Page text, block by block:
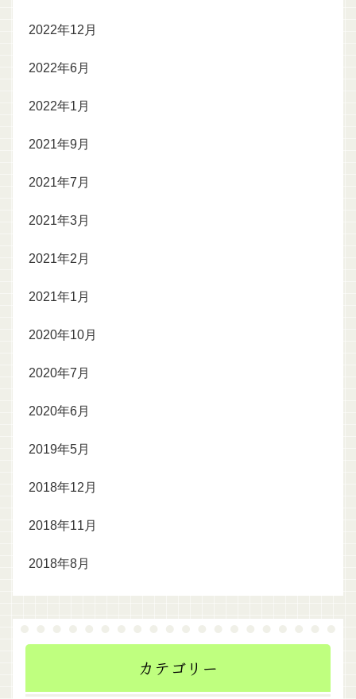
2022年12月
2022年6月
2022年1月
2021年9月
2021年7月
2021年3月
2021年2月
2021年1月
2020年10月
2020年7月
2020年6月
2019年5月
2018年12月
2018年11月
2018年8月
カテゴリー